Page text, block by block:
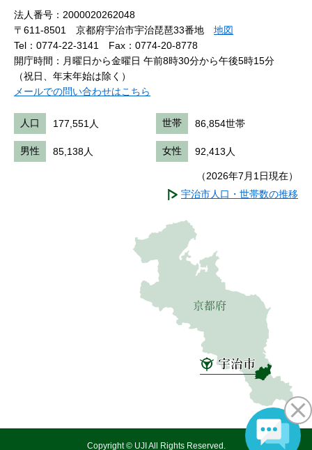
法人番号：2000020262048
〒611-8501 京都府宇治市宇治琵琶33番地 地図
Tel：0774-22-3141
Fax：0774-20-8778
開庁時間：月曜日から金曜日 午前8時30分から午後5時15分
（祝日、年末年始は除く）
メールでの問い合わせはこちら
人口 177,551人 世帯 86,854世帯
男性 85,138人 女性 92,413人
（2026年7月1日現在）
宇治市人口・世帯数の推移
Copyright © UJI All Rights Reserved.